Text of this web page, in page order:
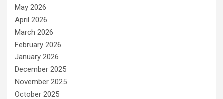
May 2026
April 2026
March 2026
February 2026
January 2026
December 2025
November 2025
October 2025